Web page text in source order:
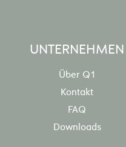
UNTERNEHMEN
Über Q1
Kontakt
FAQ
Downloads